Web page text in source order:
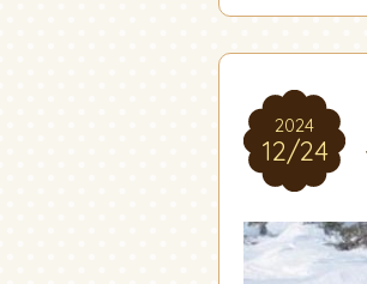
2024
12/24
2024
12/24